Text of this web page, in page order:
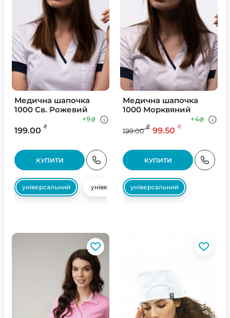
Медична шапочка
1000 Св. Рожевий
199.00 ₴
+9₴
КУПИТИ
універсальний універсальний
Медична шапочка
1000 Морквяний
199.00
₴ 99.50 ₴
+4₴
КУПИТИ
універсальний